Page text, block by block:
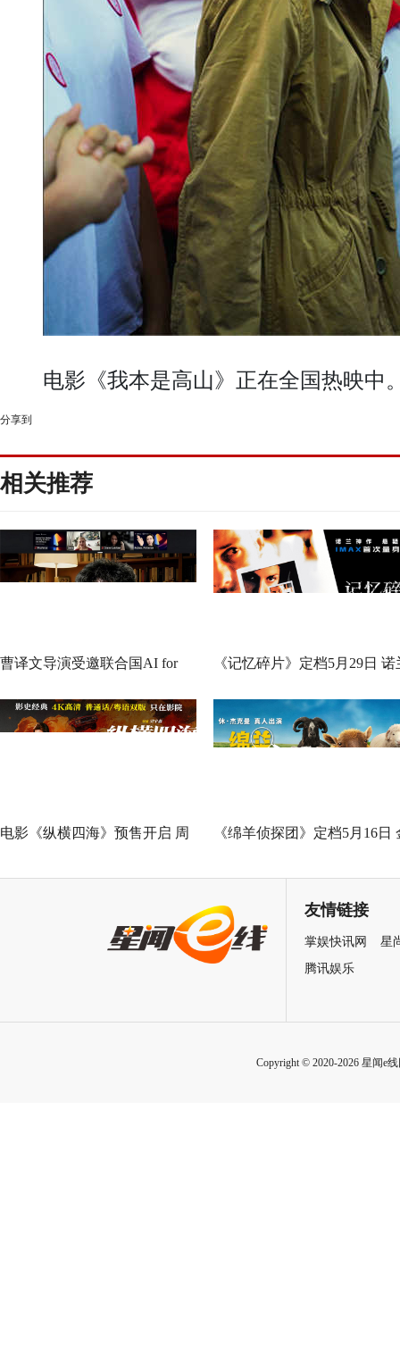
电影《我本是高山》正在全国热映中
分享到
相关推荐
曹译文导演受邀联合国AI for
Good全球峰会 以AI影像传递向
善力量
《记忆碎片》定档5月29日 诺
神作IMAX首次量身定制
电影《纵横四海》预售开启 周 《绵羊侦探团》定档5月16日
友情链接
掌娱快讯网
星
腾讯娱乐
Copyright © 2020-2026 星闻e